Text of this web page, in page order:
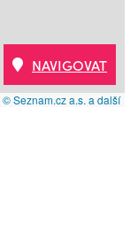
© Seznam.cz a.s. a další
NAVIGOVAT